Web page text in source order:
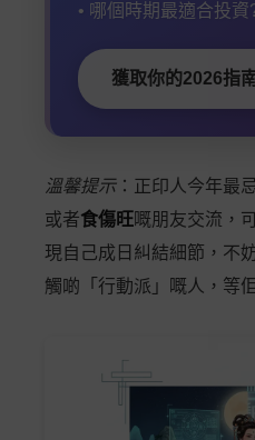
• 哪個時期最適合投資
獲取你的2026指
溫馨提示：正印人今年最
或者食傷旺嘅朋友交流，
現自己成日糾結細節，不
觸啲「行動派」嘅人，等